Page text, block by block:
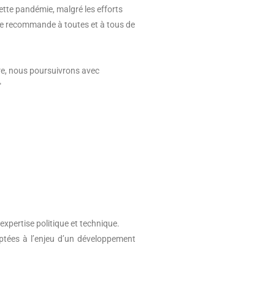
pandémie, malgré les efforts
recommande à toutes et à tous de
nous poursuivrons avec
politique et technique.
à l’enjeu d’un développement